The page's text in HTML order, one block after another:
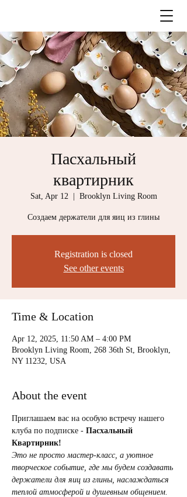
Пасхальный
квартирник
Sat, Apr 12
  |
Brooklyn Living Room
Создаем держатели для яиц из глины
Registration is closed
See other events
Time & Location
Apr 12, 2025, 11:50 AM – 4:00 PM
Brooklyn Living Room, 268 36th St, Brooklyn,
NY 11232, USA
About the event
Приглашаем вас на особую встречу нашего
клуба по подписке - Пасхальный
Квартирник!
Это не просто мастер-класс, а уютное
творческое событие, где мы будем создавать
держатели для яиц из глины, наслаждаться
теплой атмосферой и душевным общением.